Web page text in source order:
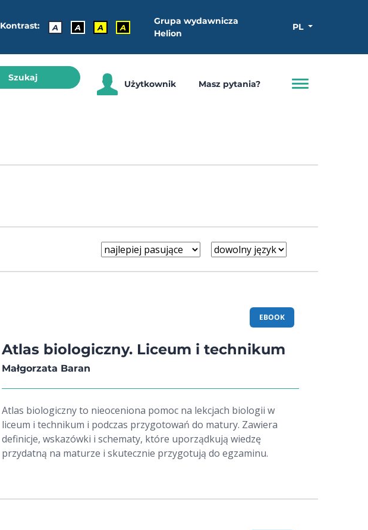
Kontrast: A A A A
Grupa wydawnicza
Helion
PL
Szukaj
Użytkownik Masz pytania?
EBOOK
Atlas biologiczny. Liceum i technikum
Małgorzata Baran
Atlas biologiczny to nieoceniona pomoc na lekcjach biologii w
liceum i technikum i podczas przygotowań do matury. Zawiera
definicje, wskazówki i schematy, które uporządkują wiedzę
przydatną na maturze i skutecznie przygotują do egzaminu.